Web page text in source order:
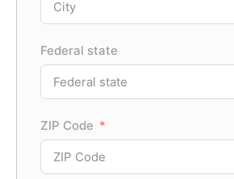
Federal state
ZIP Code